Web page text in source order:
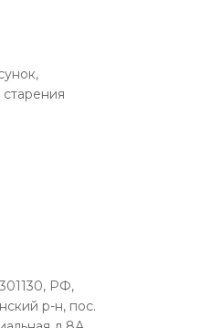
РФ,
р-н, пос.